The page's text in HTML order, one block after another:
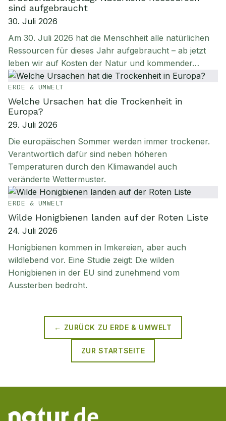
sind aufgebraucht
30. Juli 2026
Am 30. Juli 2026 hat die Menschheit alle natürlichen
Ressourcen für dieses Jahr aufgebraucht – ab jetzt
leben wir auf Kosten der Natur und kommender…
ERDE & UMWELT
Welche Ursachen hat die Trockenheit in
Europa?
29. Juli 2026
Die europäischen Sommer werden immer trockener.
Verantwortlich dafür sind neben höheren
Temperaturen durch den Klimawandel auch
veränderte Wettermuster.
ERDE & UMWELT
Wilde Honigbienen landen auf der Roten Liste
24. Juli 2026
Honigbienen kommen in Imkereien, aber auch
wildlebend vor. Eine Studie zeigt: Die wilden
Honigbienen in der EU sind zunehmend vom
Aussterben bedroht.
← ZURÜCK ZU ERDE & UMWELT
ZUR STARTSEITE